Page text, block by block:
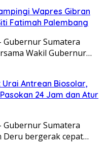
Wapres Gibran
Fatimah Palembang
Gubernur Sumatera
Wakil Gubernur…
Antrean Biosolar,
24 Jam dan Atur
Gubernur Sumatera
Deru bergerak cepat…